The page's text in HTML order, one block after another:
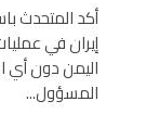
أكد المتحدث
إيران في
اليمن دون أي
المسؤول...